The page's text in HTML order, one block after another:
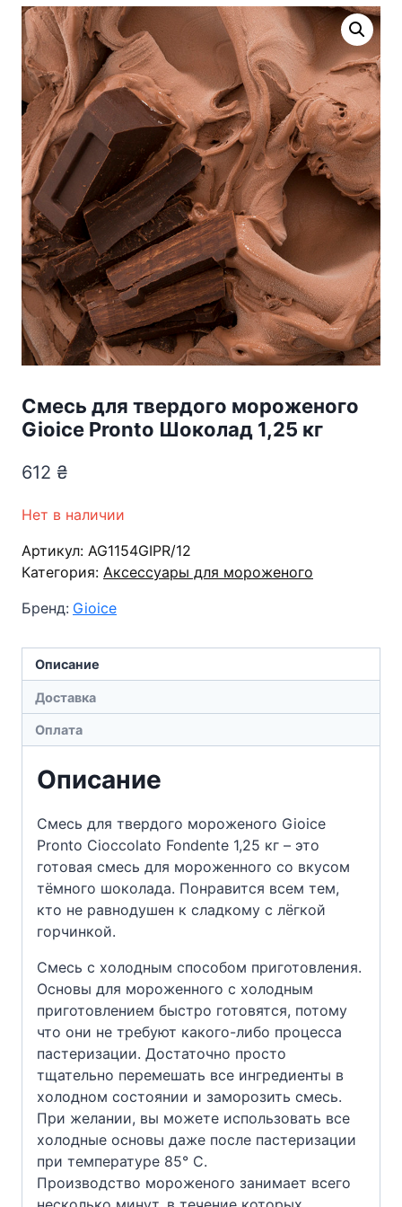
Смесь для твердого мороженого
Gioice Pronto Шоколад 1,25 кг
612 ₴
Нет в наличии
Артикул: AG1154GIPR/12
Категория: Аксессуары для мороженого
Бренд: Gioice
Описание
Доставка
Оплата
Описание
Смесь для твердого мороженого Gioice
Pronto Cioccolato Fondente 1,25 кг – это
готовая смесь для мороженного со вкусом
тёмного шоколада. Понравится всем тем,
кто не равнодушен к сладкому с лёгкой
горчинкой.
Смесь с холодным способом приготовления.
Основы для мороженного с холодным
приготовлением быстро готовятся, потому
что они не требуют какого-либо процесса
пастеризации. Достаточно просто
тщательно перемешать все ингредиенты в
холодном состоянии и заморозить смесь.
При желании, вы можете использовать все
холодные основы даже после пастеризации
при температуре 85° С.
Производство мороженого занимает всего